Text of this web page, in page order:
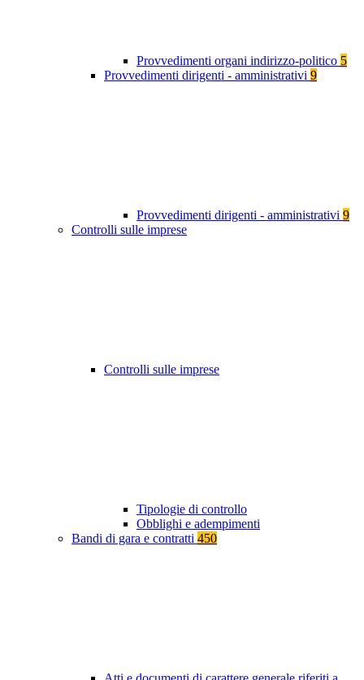
Provvedimenti organi indirizzo-politico 5
Provvedimenti dirigenti - amministrativi 9
Provvedimenti dirigenti - amministrativi 9
Controlli sulle imprese
Controlli sulle imprese
Tipologie di controllo
Obblighi e adempimenti
Bandi di gara e contratti 450